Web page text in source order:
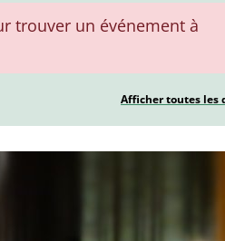
trouver un événement à
Afficher toutes les